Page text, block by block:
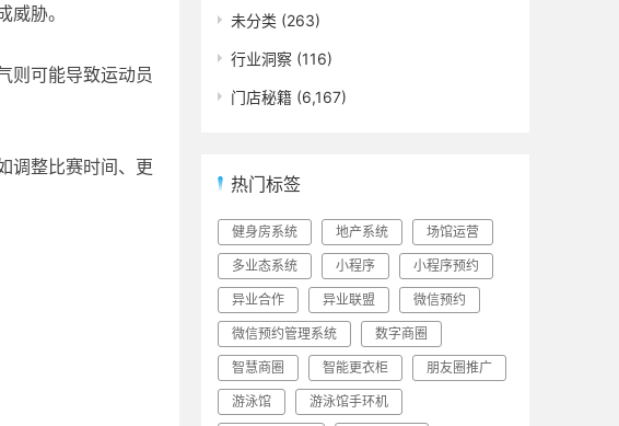
胁。
则可能导致运动员
调整比赛时间、更
未分类 (263)
行业洞察 (116)
门店秘籍 (6,167)
热门标签
健身房系统 地产系统 场馆运营
多业态系统 小程序 小程序预约
异业合作 异业联盟 微信预约
微信预约管理系统 数字商圈
智慧商圈 智能更衣柜 朋友圈推广
游泳馆 游泳馆手环机